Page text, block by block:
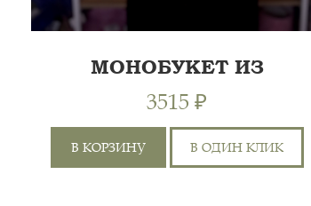
МОНОБУКЕТ ИЗ
3515 ₽
В КОРЗИНУ В ОДИН КЛИК